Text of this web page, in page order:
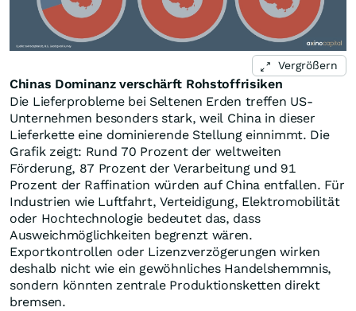
Vergrößern
Chinas Dominanz verschärft Rohstoffrisiken
Die Lieferprobleme bei Seltenen Erden treffen US-
Unternehmen besonders stark, weil China in dieser
Lieferkette eine dominierende Stellung einnimmt. Die
Grafik zeigt: Rund 70 Prozent der weltweiten
Förderung, 87 Prozent der Verarbeitung und 91
Prozent der Raffination würden auf China entfallen. Für
Industrien wie Luftfahrt, Verteidigung, Elektromobilität
oder Hochtechnologie bedeutet das, dass
Ausweichmöglichkeiten begrenzt wären.
Exportkontrollen oder Lizenzverzögerungen wirken
deshalb nicht wie ein gewöhnliches Handelshemmnis,
sondern könnten zentrale Produktionsketten direkt
bremsen.